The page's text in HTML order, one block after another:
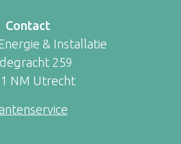
Contact
& Installatie
259
NM Utrecht